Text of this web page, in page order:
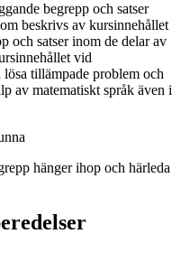
begrepp och satser
beskrivs av kursinnehållet
och satser inom de delar av
vid
tillämpade problem och
av matematiskt språk även i
hänger ihop och härleda